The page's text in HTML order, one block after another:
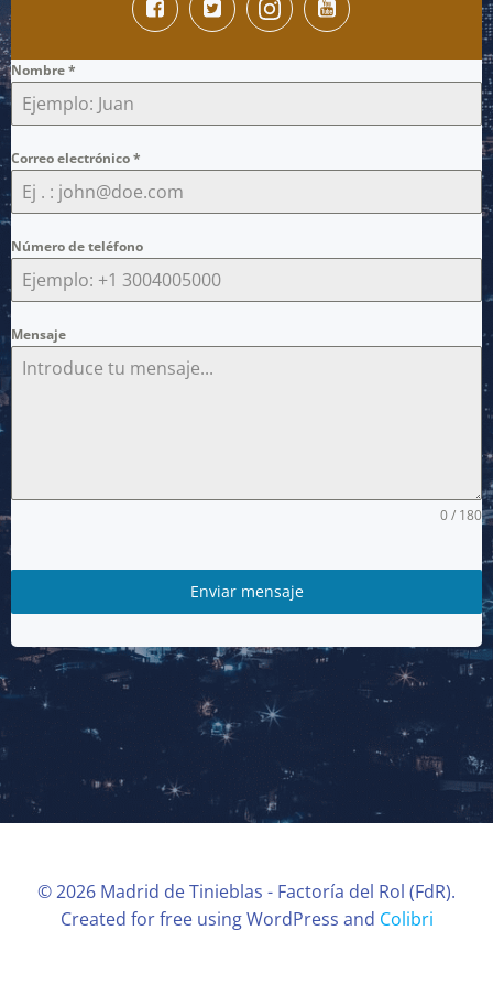
Nombre*
Correo electrónico*
Número de teléfono
Mensaje
0 / 180
Enviar mensaje
© 2026 Madrid de Tinieblas - Factoría del Rol (FdR).
Created for free using WordPress and Colibri